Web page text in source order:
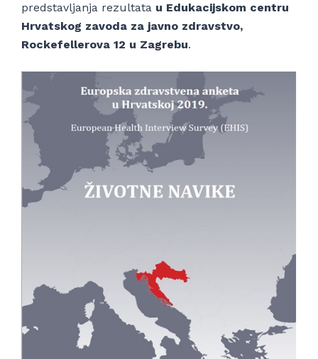
predstavljanja rezultata u Edukacijskom centru
Hrvatskog zavoda za javno zdravstvo,
Rockefellerova 12 u Zagrebu.